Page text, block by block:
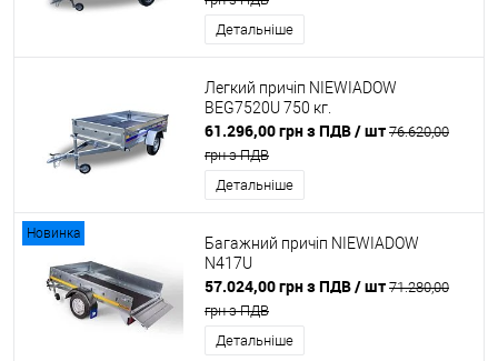
Детальніше
Легкий причіп NIEWIADOW
BEG7520U 750 кг.
61.296,00 грн з ПДВ/ шт 76.620,00
грн з ПДВ
Детальніше
Новинка
Багажний причіп NIEWIADOW
N417U
57.024,00 грн з ПДВ/ шт 71.280,00
грн з ПДВ
Детальніше